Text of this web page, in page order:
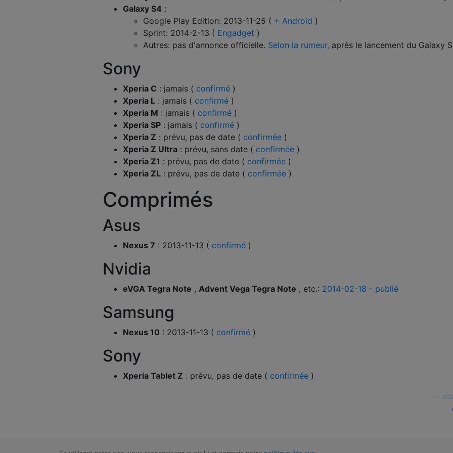
Galaxy S4 :
Google Play Edition: 2013-11-25 ( + Android )
Sprint: 2014-2-13 ( Engadget )
Autres: pas d'annonce officielle. Selon la rumeur, après le lancement du Galaxy
Sony
Xperia C : jamais ( confirmé )
Xperia L : jamais ( confirmé )
Xperia M : jamais ( confirmé )
Xperia SP : jamais ( confirmé )
Xperia Z : prévu, pas de date ( confirmée )
Xperia Z Ultra : prévu, sans date ( confirmée )
Xperia Z1 : prévu, pas de date ( confirmée )
Xperia ZL : prévu, pas de date ( confirmée )
Comprimés
Asus
Nexus 7 : 2013-11-13 ( confirmé )
Nvidia
eVGA Tegra Note , Advent Vega Tegra Note , etc.: 2014-02-18 - publié
Samsung
Nexus 10 : 2013-11-13 ( confirmé )
Sony
Xperia Tablet Z : prévu, pas de date ( confirmée )